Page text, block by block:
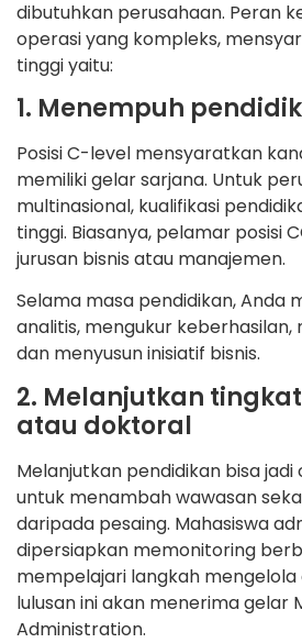
dibutuhkan perusahaan. Peran
operasi yang kompleks,
tinggi yaitu:
1. Menempuh
Posisi C-level mensyaratkan
memiliki gelar sarjana. Untuk
multinasional, kualifikasi
tinggi. Biasanya, pelamar posisi
jurusan bisnis atau manajemen.
Selama masa pendidikan, Anda
analitis, mengukur keberhasilan,
dan menyusun inisiatif bisnis.
2. Melanjutkan
atau doktoral
Melanjutkan pendidikan bisa jadi
untuk menambah wawasan
daripada pesaing. Mahasiswa
dipersiapkan memonitoring
mempelajari langkah mengelola
lulusan ini akan menerima gelar
Administration.